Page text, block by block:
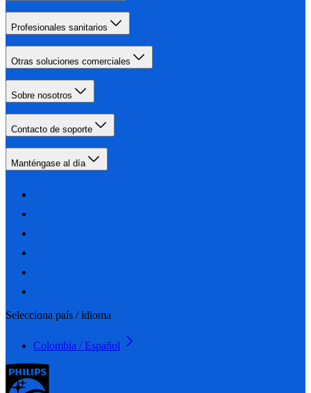
Profesionales sanitarios
Otras soluciones comerciales
Sobre nosotros
Contacto de soporte
Manténgase al día
Selecciona país / idioma
Colombia / Español